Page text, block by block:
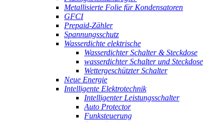
Metallisierte Folie für Kondensatoren
GFCI
Prepaid-Zähler
Spannungsschutz
Wasserdichte elektrische
Wasserdichter Schalter & Steckdose
wasserdichter Schalter und Steckdose
Wettergeschützter Schalter
Neue Energie
Intelligente Elektrotechnik
Intelligenter Leistungsschalter
Auto Protector
Funksteuerung